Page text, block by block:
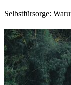
Selbstfürsorge: